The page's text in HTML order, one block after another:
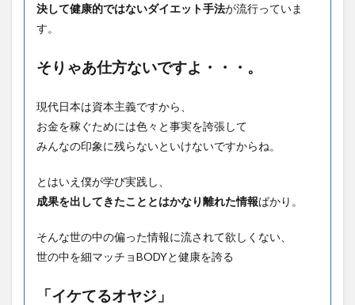
決して健康的ではないダイエット手法が流行っていま
す。
そりゃあ仕方ないですよ・・・。
現代日本は資本主義ですから、
お金を稼ぐためには色々と事実を誇張して
みんなの印象に残らないといけないですからね。
とはいえ僕が学び実践し、
成果を出してきたこととはかなり離れた情報ばかり。
そんな世の中の偏った情報に流されて欲しくない、
世の中を細マッチョBODYと健康を誇る
「イケてるオヤジ」